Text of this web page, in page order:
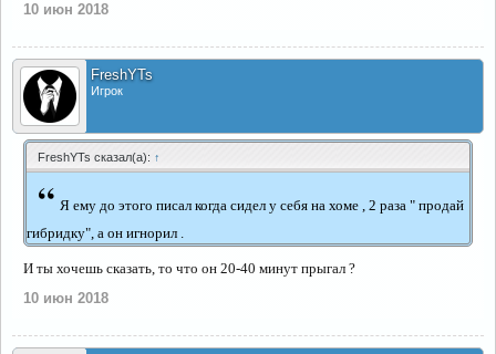
10 июн 2018
FreshYTs
Игрок
FreshYTs сказал(а): ↑
“ Я ему до этого писал когда сидел у себя на хоме , 2 раза " продай
гибридку", а он игнорил .
И ты хочешь сказать, то что он 20-40 минут прыгал ?
10 июн 2018